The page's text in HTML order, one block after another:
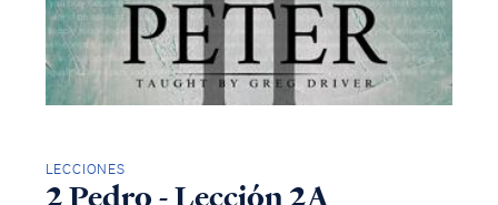
LECCIONES